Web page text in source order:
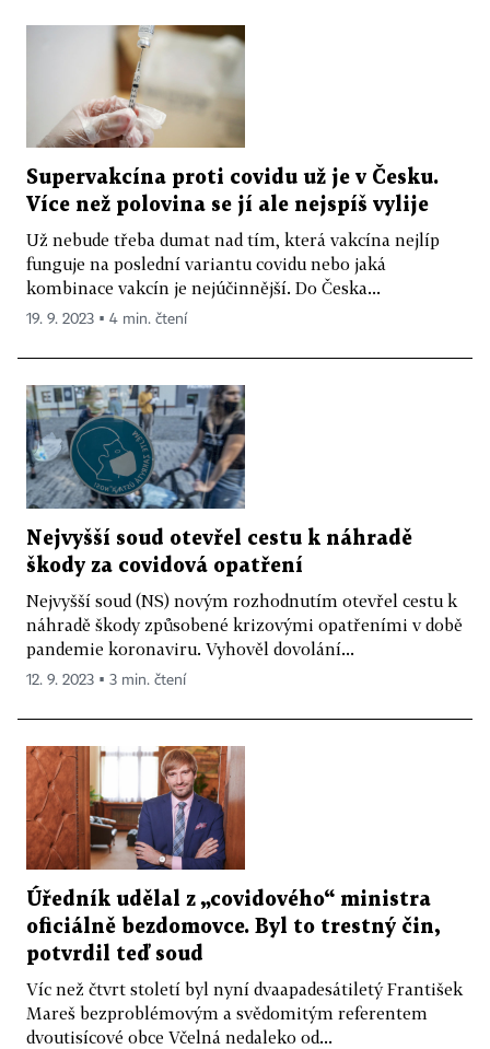
Supervakcína proti covidu už je v Česku.
Více než polovina se jí ale nejspíš vylije
Už nebude třeba dumat nad tím, která vakcína nejlíp
funguje na poslední variantu covidu nebo jaká
kombinace vakcín je nejúčinnější. Do Česka...
19. 9. 2023 ▪ 4 min. čtení
Nejvyšší soud otevřel cestu k náhradě
škody za covidová opatření
Nejvyšší soud (NS) novým rozhodnutím otevřel cestu k
náhradě škody způsobené krizovými opatřeními v době
pandemie koronaviru. Vyhověl dovolání...
12. 9. 2023 ▪ 3 min. čtení
Úředník udělal z „covidového“ ministra
oficiálně bezdomovce. Byl to trestný čin,
potvrdil teď soud
Víc než čtvrt století byl nyní dvaapadesátiletý František
Mareš bezproblémovým a svědomitým referentem
dvoutisícové obce Včelná nedaleko od...